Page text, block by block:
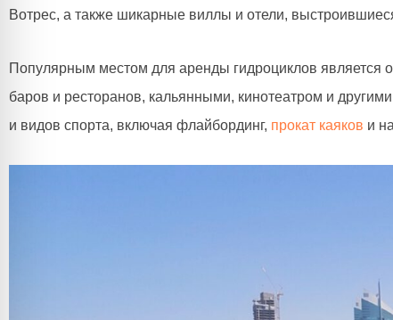
Вотрес, а также шикарные виллы и отели,
Популярным местом для аренды гидроциклов является
баров и ресторанов, кальянными, кинотеатром и
и видов спорта, включая флайбординг, прокат каяков и